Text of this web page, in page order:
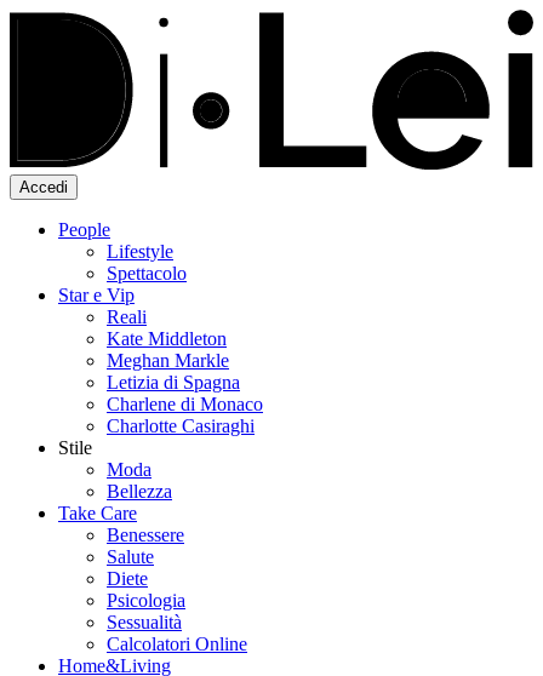
Accedi
People
Lifestyle
Spettacolo
Star e Vip
Reali
Kate Middleton
Meghan Markle
Letizia di Spagna
Charlene di Monaco
Charlotte Casiraghi
Stile
Moda
Bellezza
Take Care
Benessere
Salute
Diete
Psicologia
Sessualità
Calcolatori Online
Home&Living